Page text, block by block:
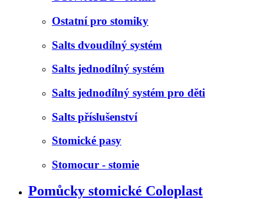
Ostatní pro stomiky
Salts dvoudílný systém
Salts jednodílný systém
Salts jednodílný systém pro děti
Salts příslušenství
Stomické pasy
Stomocur - stomie
Pomůcky stomické Coloplast